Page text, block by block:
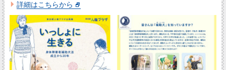
詳細はこちらから